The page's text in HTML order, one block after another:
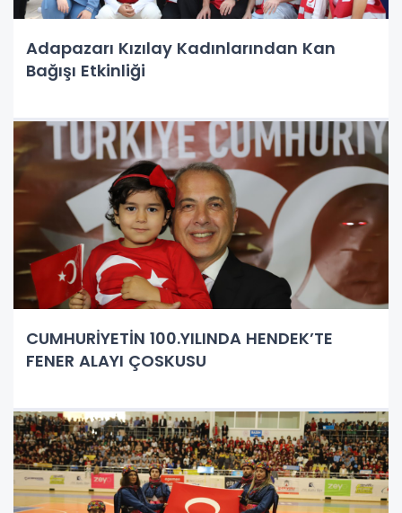
Adapazarı Kızılay Kadınlarından Kan
Bağışı Etkinliği
CUMHURİYETİN 100.YILINDA HENDEK’TE
FENER ALAYI ÇOSKUSU